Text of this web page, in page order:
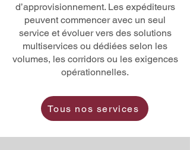
d’approvisionnement. Les expéditeurs
peuvent commencer avec un seul
service et évoluer vers des solutions
multiservices ou dédiées selon les
volumes, les corridors ou les exigences
opérationnelles.
Tous nos services